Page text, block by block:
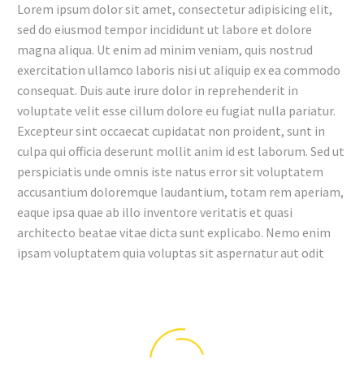
Lorem ipsum dolor sit amet, consectetur adipisicing elit,
sed do eiusmod tempor incididunt ut labore et dolore
magna aliqua. Ut enim ad minim veniam, quis nostrud
exercitation ullamco laboris nisi ut aliquip ex ea commodo
consequat. Duis aute irure dolor in reprehenderit in
voluptate velit esse cillum dolore eu fugiat nulla pariatur.
Excepteur sint occaecat cupidatat non proident, sunt in
culpa qui officia deserunt mollit anim id est laborum. Sed ut
perspiciatis unde omnis iste natus error sit voluptatem
accusantium doloremque laudantium, totam rem aperiam,
eaque ipsa quae ab illo inventore veritatis et quasi
architecto beatae vitae dicta sunt explicabo. Nemo enim
ipsam voluptatem quia voluptas sit aspernatur aut odit